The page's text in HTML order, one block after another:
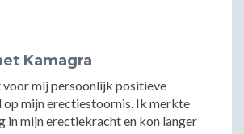
Kamagra
voor mij persoonlijk positieve
op mijn erectiestoornis. Ik merkte
in mijn erectiekracht en kon langer